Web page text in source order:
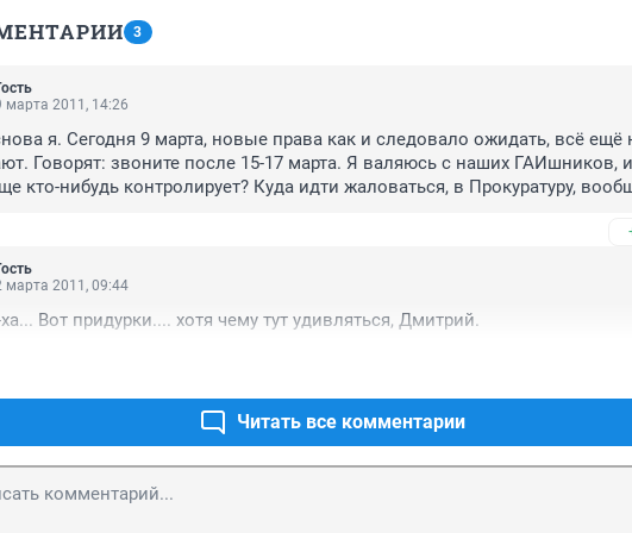
3
марта 2011, 14:26
я. Сегодня 9 марта, новые права как и следовало ожидать, всё ещё
Говорят: звоните после 15-17 марта. Я валяюсь с наших ГАИшников,
кто-нибудь контролирует? Куда идти жаловаться, в Прокуратуру,
марта 2011, 09:44
ха... Вот придурки.... хотя чему тут удивляться, Дмитрий.
Читать все комментарии